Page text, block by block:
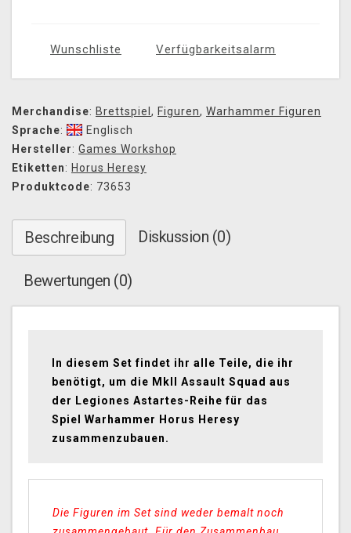
Wunschliste Verfügbarkeitsalarm
Merchandise: Brettspiel , Figuren, Warhammer Figuren
Sprache:
Englisch
Hersteller: Games Workshop
Etiketten: Horus Heresy
Produktcode: 73653
Beschreibung Diskussion (0)
Bewertungen (0)
In diesem Set findet ihr alle Teile, die ihr
benötigt, um die MkII Assault Squad aus
der Legiones Astartes-Reihe für das
Spiel Warhammer Horus Heresy
zusammenzubauen.
Die Figuren im Set sind weder bemalt noch